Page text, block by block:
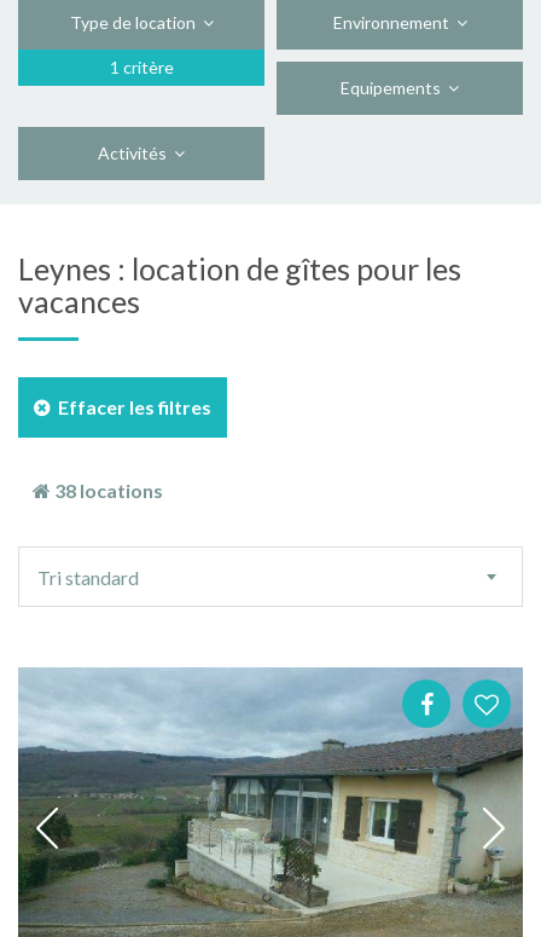
Type de location
1 critère
Environnement
Equipements
Activités
Leynes : location de gîtes pour les
vacances
Effacer les filtres
38 locations
tri
Tri standard